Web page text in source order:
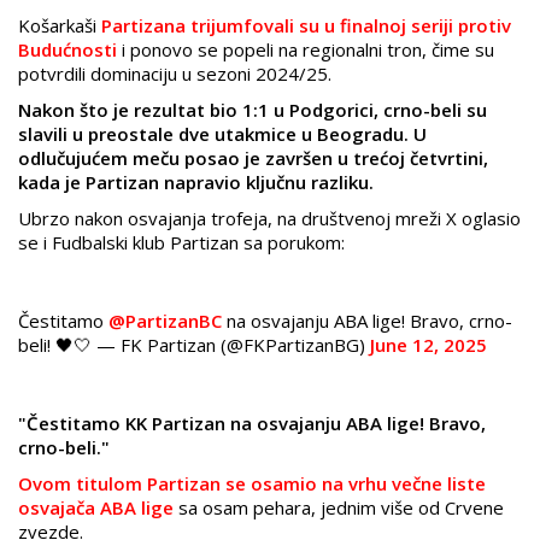
Košarkaši Partizana trijumfovali su u finalnoj seriji protiv
Budućnosti i ponovo se popeli na regionalni tron, čime su
potvrdili dominaciju u sezoni 2024/25.
Nakon što je rezultat bio 1:1 u Podgorici, crno-beli su
slavili u preostale dve utakmice u Beogradu. U
odlučujućem meču posao je završen u trećoj četvrtini,
kada je Partizan napravio ključnu razliku.
Ubrzo nakon osvajanja trofeja, na društvenoj mreži X oglasio
se i Fudbalski klub Partizan sa porukom:
Čestitamo @PartizanBC na osvajanju ABA lige! Bravo, crno-
beli! 🖤🤍 — FK Partizan (@FKPartizanBG) June 12, 2025
"Čestitamo KK Partizan na osvajanju ABA lige! Bravo,
crno-beli."
Ovom titulom Partizan se osamio na vrhu večne liste
osvajača ABA lige sa osam pehara, jednim više od Crvene
zvezde.